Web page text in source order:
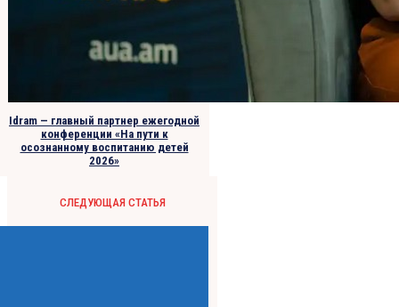
Idram — главный партнер ежегодной
конференции «На пути к
осознанному воспитанию детей
2026»
СЛЕДУЮЩАЯ СТАТЬЯ